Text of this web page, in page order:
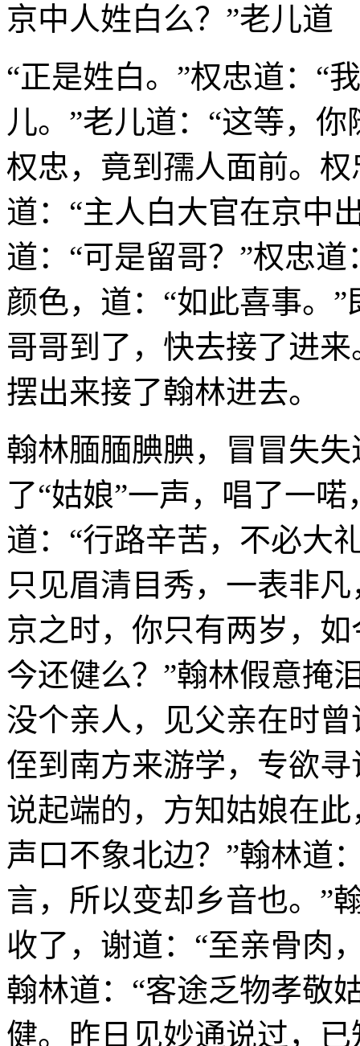
京中人姓白么？”老儿道
“正是姓白。”权忠道：“
儿。”老儿道：“这等，
权忠，竟到孺人面前。
道：“主人白大官在京中
道：“可是留哥？”权忠
颜色，道：“如此喜事。
哥哥到了，快去接了进
摆出来接了翰林进去。
翰林腼腼腆腆，冒冒失
了“姑娘”一声，唱了一
道：“行路辛苦，不必大
只见眉清目秀，一表非
京之时，你只有两岁，
今还健么？”翰林假意掩
没个亲人，见父亲在时
侄到南方来游学，专欲
说起端的，方知姑娘在
声口不象北边？”翰林道
言，所以变却乡音也。”
收了，谢道：“至亲骨肉
翰林道：“客途乏物孝敬
健。昨日见妙通说过，